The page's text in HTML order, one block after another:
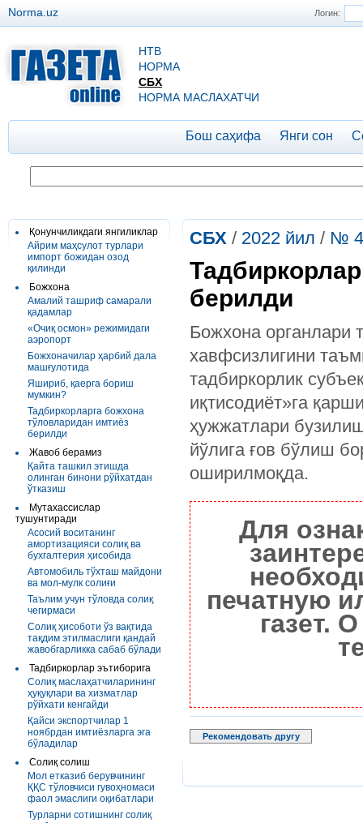
Логин:
Norma.uz
НТВ
НОРМА
СБХ
НОРМА МАСЛАХАТЧИ
Бош саҳифа Янги сон
Қонунчиликдаги янгиликлар
Айрим маҳсулот турлари
импорт божидан озод
қилинди
Божхона
Амалий ташриф самарали
қадамлар
«Очиқ осмон» режимидаги
аэропорт
Божхоначилар ҳарбий дала
машғулотида
Яшириб, қаерга бориш
мумкин?
Тадбиркорларга божхона
тўловларидан имтиёз
берилди
Жавоб берамиз
Қайта ташкил этишда
олинган бинони рўйхатдан
ўтказиш
Мутахассислар
тушунтиради
Асосий воситанинг
амортизацияси солиқ ва
бухгалтерия ҳисобида
Автомобиль тўхташ майдони
ва мол-мулк солиғи
Таълим учун тўловда солиқ
чегирмаси
Солиқ ҳисоботи ўз вақтида
тақдим этилмаслиги қандай
жавобгарликка сабаб бўлади
Тадбиркорлар эътиборига
Солиқ маслаҳатчиларининг
ҳуқуқлари ва хизматлар
рўйхати кенгайди
Қайси экспортчилар 1
ноябрдан имтиёзларга эга
бўладилар
Солиқ солиш
Мол етказиб берувчининг
ҚҚС тўловчиси гувоҳномаси
фаол эмаслиги оқибатлари
Турларни сотишнинг солиқ
СБХ / 2022 йил / №
берилди
Божхона органлари
хавфсизлигини
тадбиркорлик
иқтисодиёт»га
ҳужжатлари
йўлига ғов бўлиш
оширилмоқда.
Для
печатную
газет.
Рекомендовать другу